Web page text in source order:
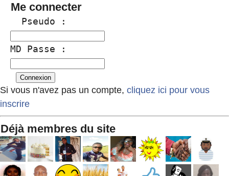
Me connecter
  Pseudo :
MD Passe :
Si vous n'avez pas un compte, cliquez ici pour vous
inscrire
Déjà membres du site